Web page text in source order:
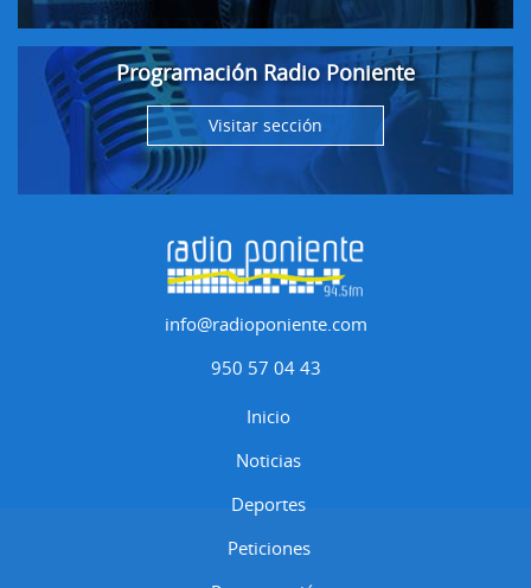
Programación Radio Poniente
Visitar sección
info@radioponiente.com
950 57 04 43
Inicio
Noticias
Deportes
Peticiones